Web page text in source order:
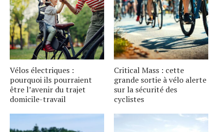
Vélos électriques :
pourquoi ils pourraient
être l’avenir du trajet
domicile-travail
Critical Mass : cette
grande sortie à vélo alerte
sur la sécurité des
cyclistes